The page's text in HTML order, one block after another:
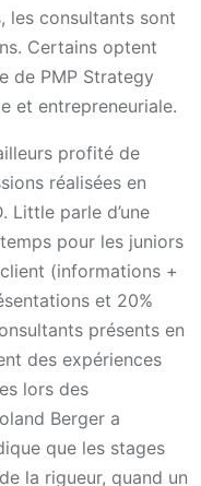
les consultants sont
Certains optent
de PMP Strategy
et entrepreneuriale.
profité de
réalisées en
Little parle d’une
pour les juniors
(informations +
et 20%
présents en
des expériences
lors des
Berger a
que les stages
la rigueur, quand un